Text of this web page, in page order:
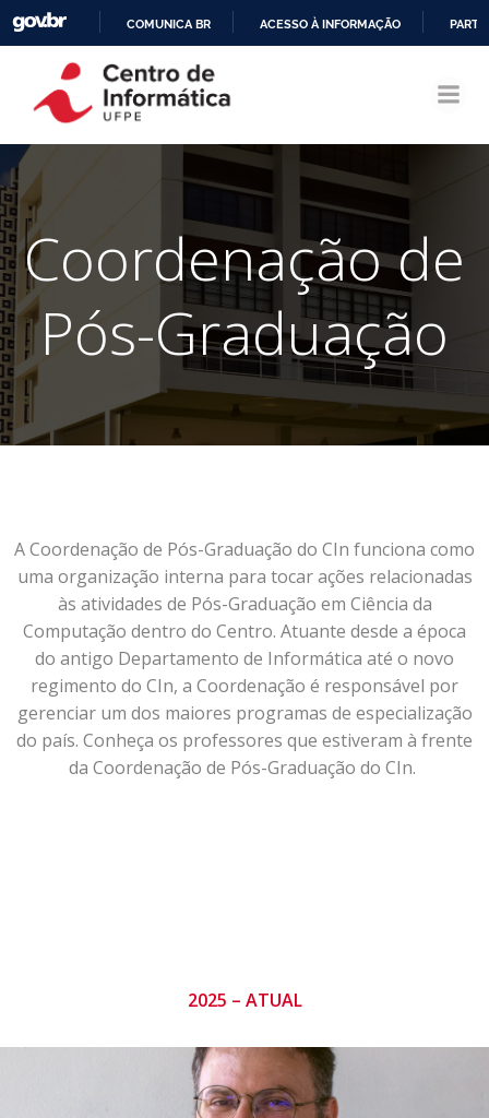
CONTEÚDO
COMUNICA BR ACESSO À INFORMAÇÃO
Coordenação de
Pós-Graduação
A Coordenação de Pós-Graduação do CIn funciona como
uma organização interna para tocar ações relacionadas
às atividades de Pós-Graduação em Ciência da
Computação dentro do Centro. Atuante desde a época
do antigo Departamento de Informática até o novo
regimento do CIn, a Coordenação é responsável por
gerenciar um dos maiores programas de especialização
do país. Conheça os professores que estiveram à frente
da Coordenação de Pós-Graduação do CIn.
2025 – ATUAL